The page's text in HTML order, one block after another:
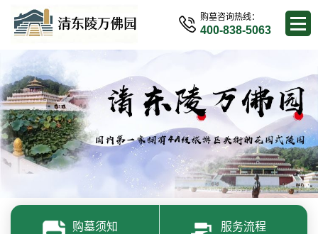
购墓咨询热线：
400-838-5063
购墓须知 服务流程